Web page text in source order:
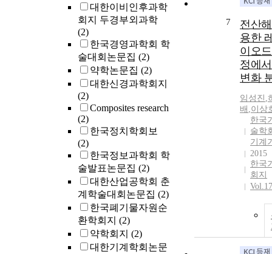
대한이비인후과학
회지 두경부외과학
(2)
한국경영과학회 학
술대회논문집 (2)
약학논문집 (2)
대한신경과학회지
(2)
Composites research
(2)
한국정치학회보
(2)
한국정보과학회 학
술발표논문집 (2)
대한산업공학회 춘
계학술대회논문집 (2)
한국폐기물자원순
환학회지 (2)
약학회지 (2)
대한기계학회논문
7
전산
용한
이오
정에
변화
임성진 ,
배 ,이상
한국
술학
기계
2015
한국
회지